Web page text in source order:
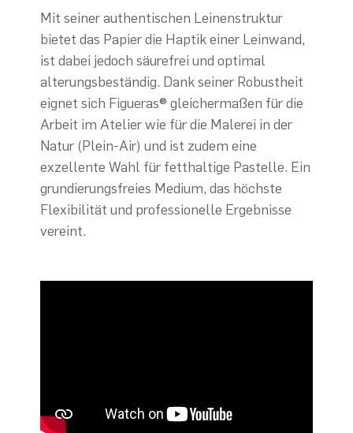
Mit seiner authentischen Leinenstruktur
bietet das Papier die Haptik einer Leinwand,
ist dabei jedoch säurefrei und optimal
alterungsbeständig. Dank seiner Robustheit
eignet sich Figueras® gleichermaßen für die
Arbeit im Atelier wie für die Malerei in der
Natur (Plein-Air) und ist zudem eine
exzellente Wahl für fetthaltige Pastelle. Ein
grundierungsfreies Medium, das höchste
Flexibilität und professionelle Ergebnisse
vereint.